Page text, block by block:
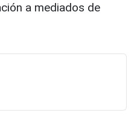
a mediados de